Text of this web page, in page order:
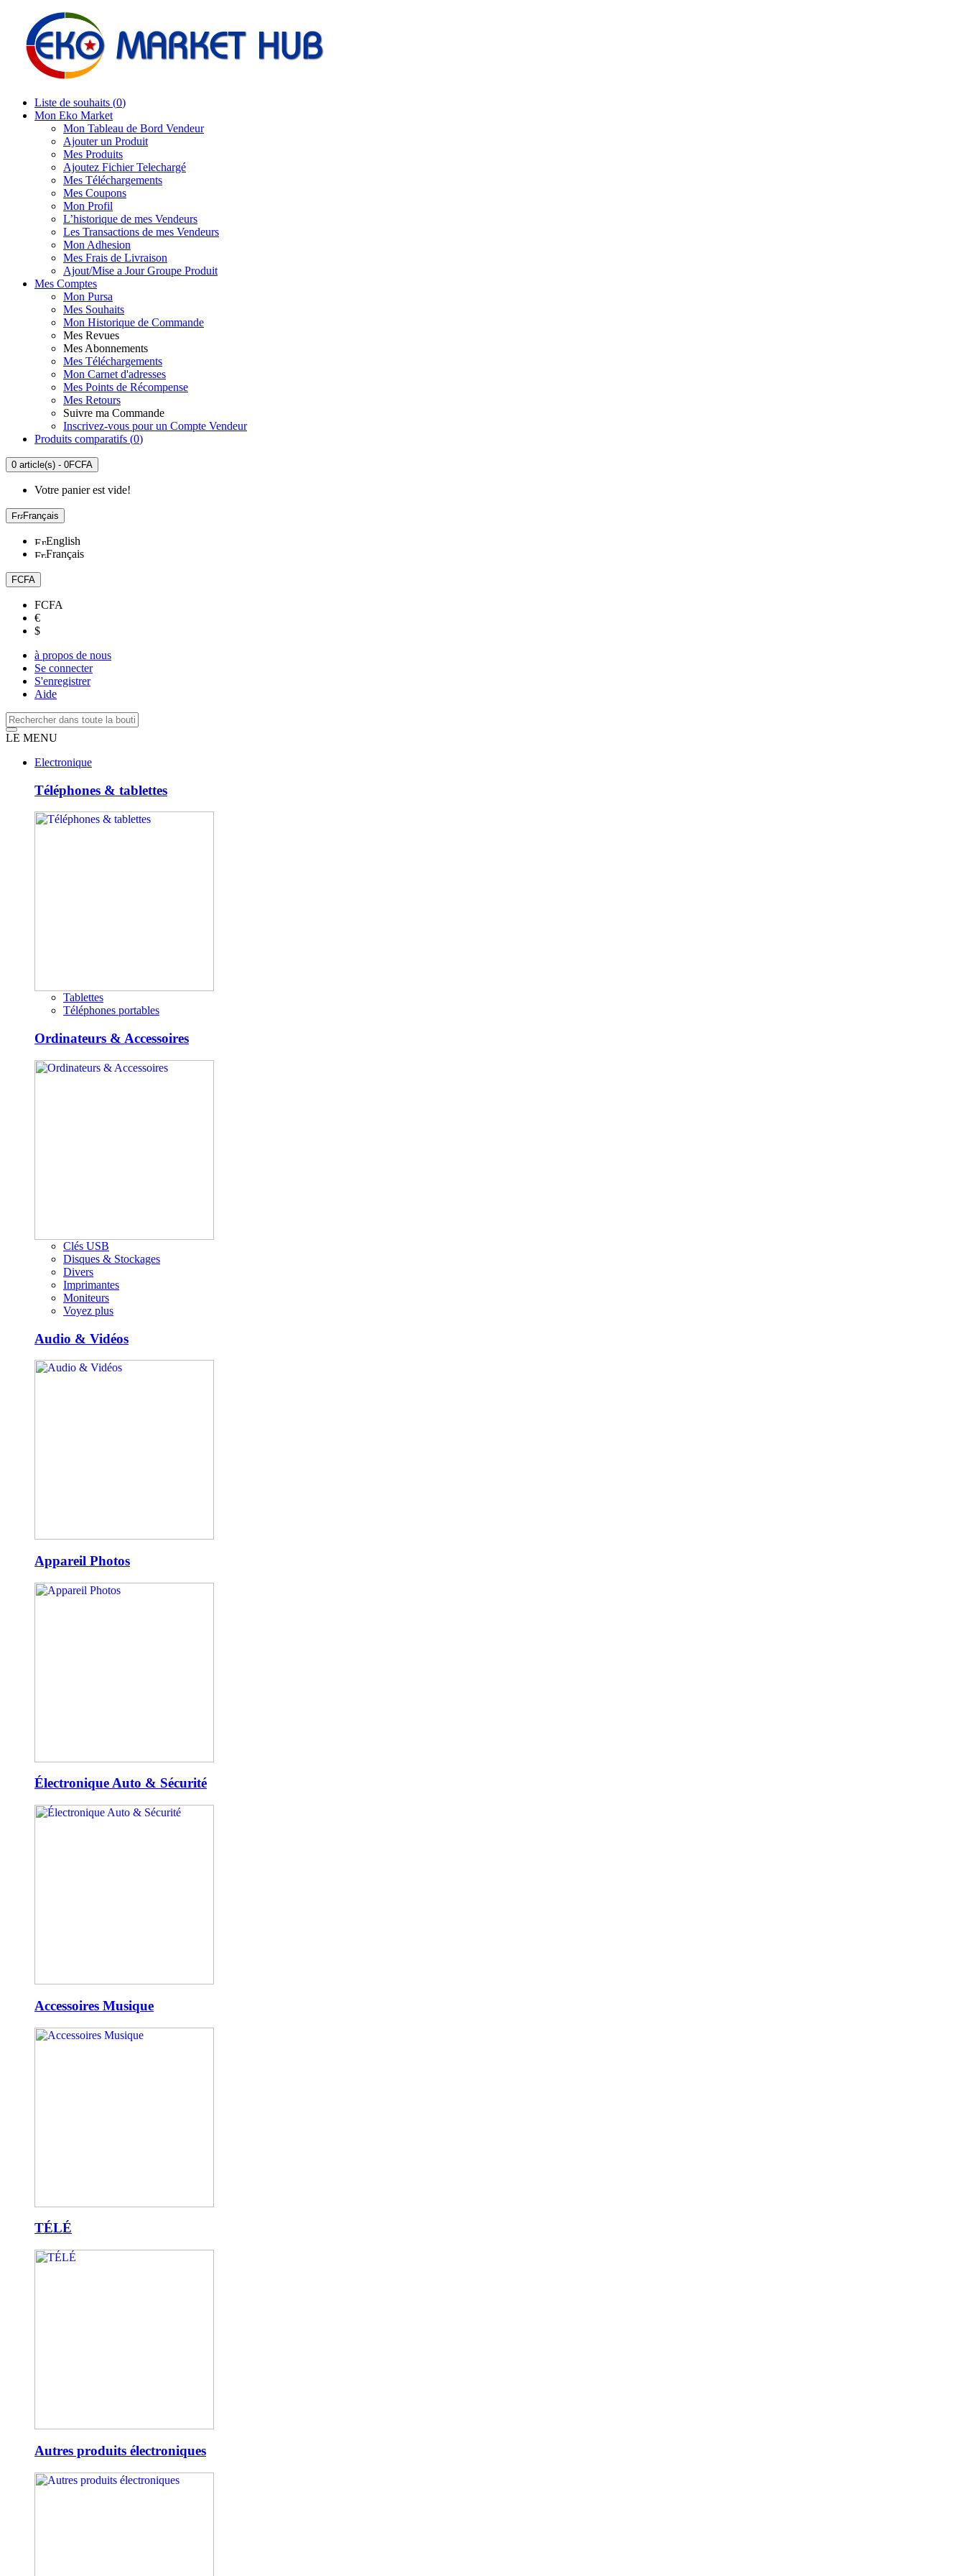
Liste de souhaits (0)
Mon Eko Market
Mon Tableau de Bord Vendeur
Ajouter un Produit
Mes Produits
Ajoutez Fichier Telechargé
Mes Téléchargements
Mes Coupons
Mon Profil
L’historique de mes Vendeurs
Les Transactions de mes Vendeurs
Mon Adhesion
Mes Frais de Livraison
Ajout/Mise a Jour Groupe Produit
Mes Comptes
Mon Pursa
Mes Souhaits
Mon Historique de Commande
Mes Revues
Mes Abonnements
Mes Téléchargements
Mon Carnet d'adresses
Mes Points de Récompense
Mes Retours
Suivre ma Commande
Inscrivez-vous pour un Compte Vendeur
Produits comparatifs (0)
0 article(s) - 0FCFA
Votre panier est vide!
Français
English
Français
FCFA
FCFA
€
$
à propos de nous
Se connecter
S'enregistrer
Aide
LE MENU
Electronique
Téléphones & tablettes
Tablettes
Téléphones portables
Ordinateurs & Accessoires
Clés USB
Disques & Stockages
Divers
Imprimantes
Moniteurs
Voyez plus
Audio & Vidéos
Appareil Photos
Électronique Auto & Sécurité
Accessoires Musique
TÉLÉ
Autres produits électroniques